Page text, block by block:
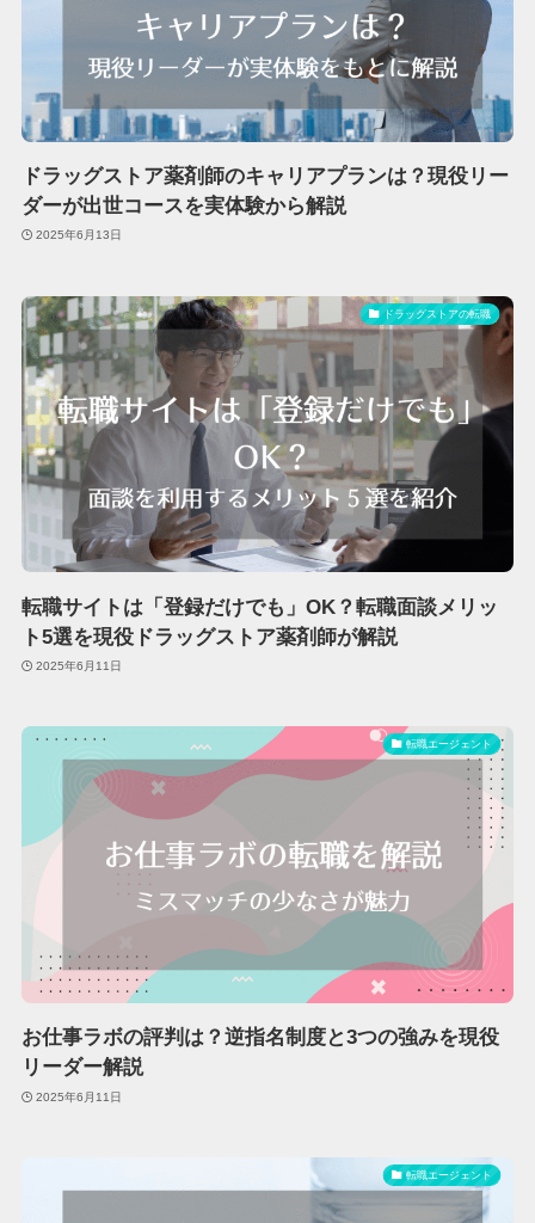
ドラッグストア薬剤師のキャリアプランは？現役リー
ダーが出世コースを実体験から解説
2025年6月13日
ドラッグストアの転職
転職サイトは「登録だけでも」OK？転職面談メリッ
ト5選を現役ドラッグストア薬剤師が解説
2025年6月11日
転職エージェント
お仕事ラボの評判は？逆指名制度と3つの強みを現役
リーダー解説
2025年6月11日
転職エージェント